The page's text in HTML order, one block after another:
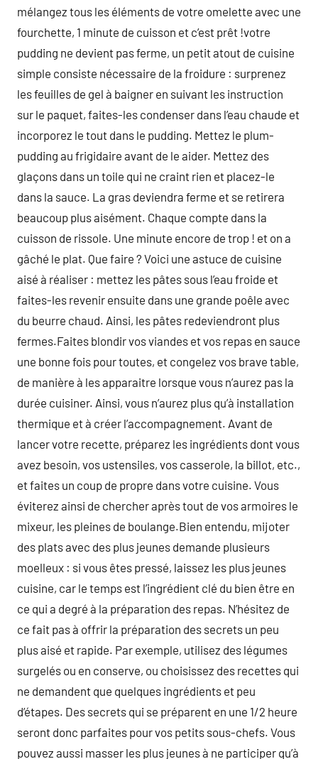
mélangez tous les éléments de votre omelette avec une
fourchette, 1 minute de cuisson et c’est prêt !votre
pudding ne devient pas ferme, un petit atout de cuisine
simple consiste nécessaire de la froidure : surprenez
les feuilles de gel à baigner en suivant les instruction
sur le paquet, faites-les condenser dans l’eau chaude et
incorporez le tout dans le pudding. Mettez le plum-
pudding au frigidaire avant de le aider. Mettez des
glaçons dans un toile qui ne craint rien et placez-le
dans la sauce. La gras deviendra ferme et se retirera
beaucoup plus aisément. Chaque compte dans la
cuisson de rissole. Une minute encore de trop ! et on a
gâché le plat. Que faire ? Voici une astuce de cuisine
aisé à réaliser : mettez les pâtes sous l’eau froide et
faites-les revenir ensuite dans une grande poêle avec
du beurre chaud. Ainsi, les pâtes redeviendront plus
fermes.Faites blondir vos viandes et vos repas en sauce
une bonne fois pour toutes, et congelez vos brave table,
de manière à les apparaitre lorsque vous n’aurez pas la
durée cuisiner. Ainsi, vous n’aurez plus qu’à installation
thermique et à créer l’accompagnement. Avant de
lancer votre recette, préparez les ingrédients dont vous
avez besoin, vos ustensiles, vos casserole, la billot, etc.,
et faites un coup de propre dans votre cuisine. Vous
éviterez ainsi de chercher après tout de vos armoires le
mixeur, les pleines de boulange.Bien entendu, mijoter
des plats avec des plus jeunes demande plusieurs
moelleux : si vous êtes pressé, laissez les plus jeunes
cuisine, car le temps est l’ingrédient clé du bien être en
ce qui a degré à la préparation des repas. N’hésitez de
ce fait pas à offrir la préparation des secrets un peu
plus aisé et rapide. Par exemple, utilisez des légumes
surgelés ou en conserve, ou choisissez des recettes qui
ne demandent que quelques ingrédients et peu
d’étapes. Des secrets qui se préparent en une 1/2 heure
seront donc parfaites pour vos petits sous-chefs. Vous
pouvez aussi masser les plus jeunes à ne participer qu’à